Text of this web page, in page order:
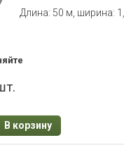
Длина: 50 м, ширина:
В корзину